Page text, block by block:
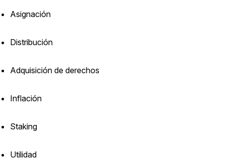
Asignación
Distribución
Adquisición de derechos
Inflación
Staking
Utilidad